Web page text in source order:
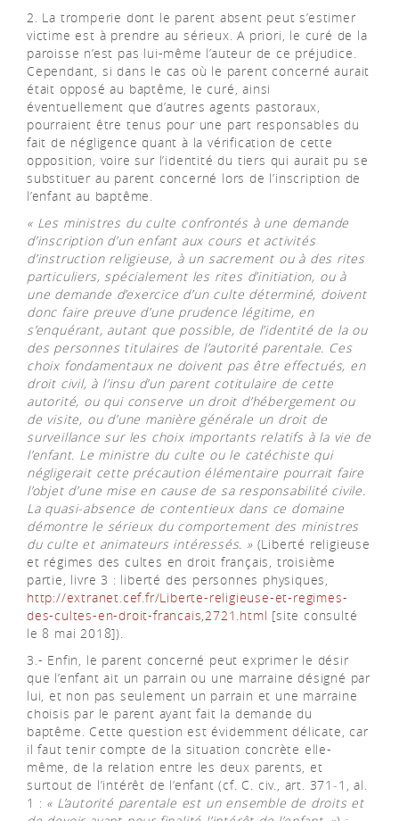
2. La tromperie dont le parent absent peut s’estimer
victime est à prendre au sérieux. A priori, le curé de la
paroisse n’est pas lui-même l’auteur de ce préjudice.
Cependant, si dans le cas où le parent concerné aurait
était opposé au baptême, le curé, ainsi
éventuellement que d’autres agents pastoraux,
pourraient être tenus pour une part responsables du
fait de négligence quant à la vérification de cette
opposition, voire sur l’identité du tiers qui aurait pu se
substituer au parent concerné lors de l’inscription de
l’enfant au baptême.
« Les ministres du culte confrontés à une demande
d’inscription d’un enfant aux cours et activités
d’instruction religieuse, à un sacrement ou à des rites
particuliers, spécialement les rites d’initiation, ou à
une demande d’exercice d’un culte déterminé, doivent
donc faire preuve d’une prudence légitime, en
s’enquérant, autant que possible, de l’identité de la ou
des personnes titulaires de l’autorité parentale. Ces
choix fondamentaux ne doivent pas être effectués, en
droit civil, à l’insu d’un parent cotitulaire de cette
autorité, ou qui conserve un droit d’hébergement ou
de visite, ou d’une manière générale un droit de
surveillance sur les choix importants relatifs à la vie de
l’enfant. Le ministre du culte ou le catéchiste qui
négligerait cette précaution élémentaire pourrait faire
l’objet d’une mise en cause de sa responsabilité civile.
La quasi-absence de contentieux dans ce domaine
démontre le sérieux du comportement des ministres
du culte et animateurs intéressés. »(Liberté religieuse
et régimes des cultes en droit français, troisième
partie, livre 3 : liberté des personnes physiques,
http://extranet.cef.fr/Liberte-religieuse-et-regimes-
des-cultes-en-droit-francais,2721.html [site consulté
le 8 mai 2018]).
3.- Enfin, le parent concerné peut exprimer le désir
que l’enfant ait un parrain ou une marraine désigné par
lui, et non pas seulement un parrain et une marraine
choisis par le parent ayant fait la demande du
baptême. Cette question est évidemment délicate, car
il faut tenir compte de la situation concrète elle-
même, de la relation entre les deux parents, et
surtout de l’intérêt de l’enfant (cf. C. civ., art. 371‒1, al.
1 : « L’autorité parentale est un ensemble de droits et